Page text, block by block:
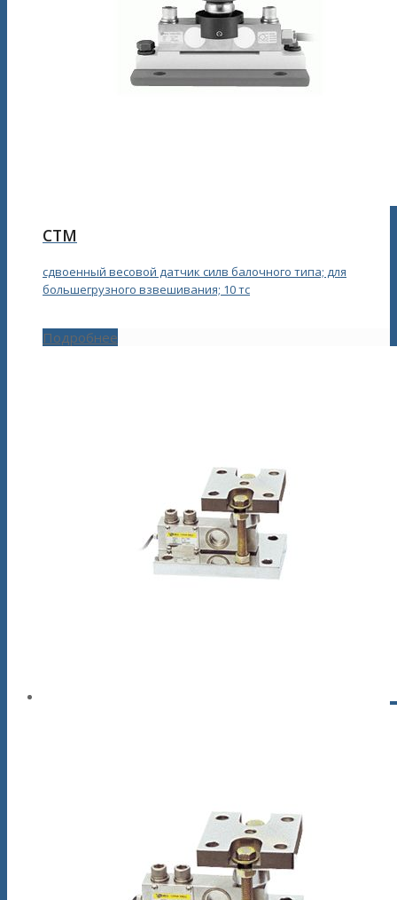
CTМ
сдвоенный весовой датчик силв балочного типа; для
большегрузного взвешивания; 10 тс
Подробнее